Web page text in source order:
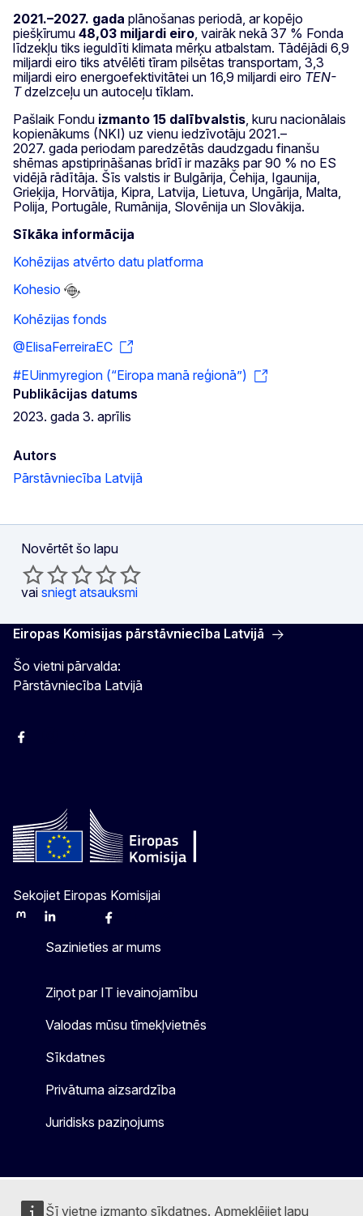
Šī vietne izmanto sīkdatnes. Apmeklējiet lapu
2021.–2027. gada plānošanas periodā, ar kopējo
piešķīrumu 48,03 miljardi eiro , vairāk nekā 37 % Fonda
līdzekļu tiks ieguldīti klimata mērķu atbalstam. Tādējādi 6,9
miljardi eiro tiks atvēlēti tīram pilsētas transportam, 3,3
miljardi eiro energoefektivitātei un 16,9 miljardi eiro TEN-
Tdzelzceļu un autoceļu tīklam.
Pašlaik Fondu izmanto 15 dalībvalstis , kuru nacionālais
kopienākums (NKI) uz vienu iedzīvotāju 2021.–
2027. gada periodam paredzētās daudzgadu finanšu
shēmas apstiprināšanas brīdī ir mazāks par 90 % no ES
vidējā rādītāja. Šīs valstis ir Bulgārija, Čehija, Igaunija,
Grieķija, Horvātija, Kipra, Latvija, Lietuva, Ungārija, Malta,
Polija, Portugāle, Rumānija, Slovēnija un Slovākija.
Sīkāka informācija
Kohēzijas atvērto datu platforma
Kohesio
Kohēzijas fonds
@ElisaFerreiraEC
#EUinmyregion (“Eiropa manā reģionā”)
Publikācijas datums
2023. gada 3. aprīlis
Autors
Pārstāvniecība Latvijā
Novērtēt šo lapu
vai sniegt atsauksmi
Eiropas Komisijas pārstāvniecība Latvijā
Šo vietni pārvalda:
Pārstāvniecība Latvijā
Facebook
Sekojiet Eiropas Komisijai
MastodonLinkedInBlueskyFacebook
Sazinieties ar mums
Ziņot par IT ievainojamību
Valodas mūsu tīmekļvietnēs
Sīkdatnes
Privātuma aizsardzība
Juridisks paziņojums